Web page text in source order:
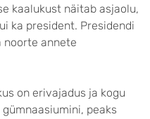
kaalukust näitab asjaolu,
ka president. Presidendi
noorte annete
on erivajadus ja kogu
peaks